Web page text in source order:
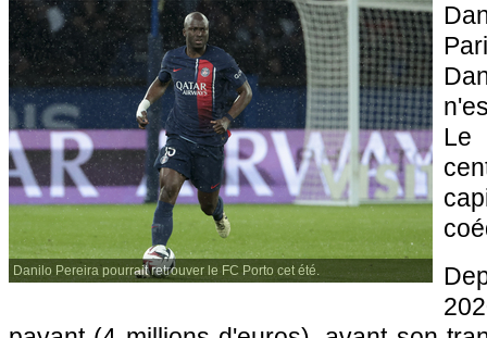
Danilo Pereira pourrait retrouver le FC Porto cet été.
Le